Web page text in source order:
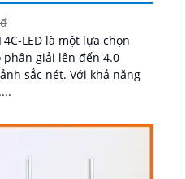
LED là một lựa chọn
giải lên đến 4.0
Với khả năng